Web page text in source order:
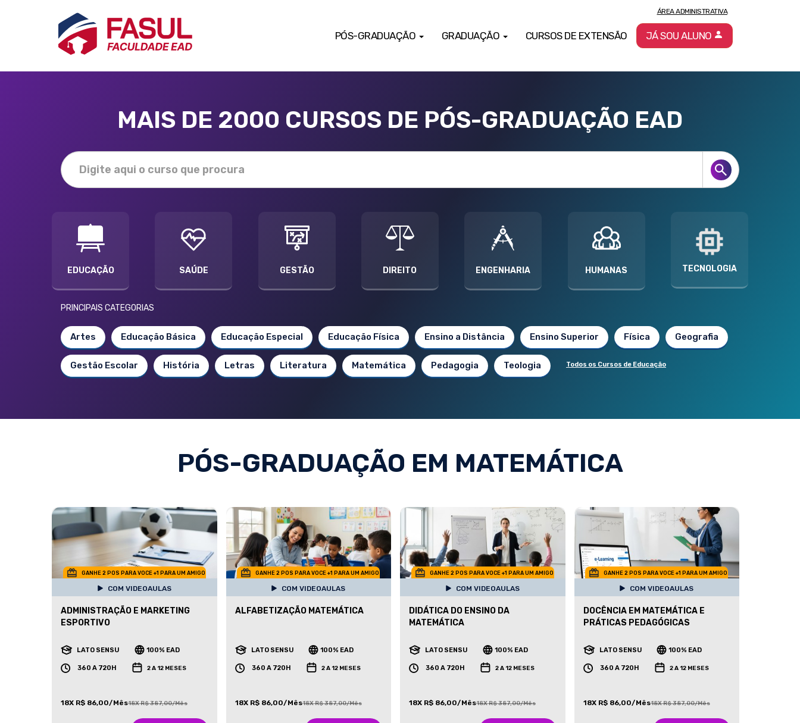
PÓS-GRADUAÇÃO GRADUAÇÃO CURSOS DE EXTENSÃO
ÁREA ADMINISTRATIVA
JÁ SOU ALUNO
MAIS DE 2000 CURSOS DE PÓS-GRADUAÇÃO EAD
EDUCAÇÃO SAÚDE GESTÃO DIREITO ENGENHARIA HUMANAS TECNOLOGIA
PRINCIPAIS CATEGORIAS
Artes Educação Básica Educação Especial Educação Física Ensino a Distância Ensino Superior Física Geografia
Gestão Escolar História Letras Literatura Matemática Pedagogia Teologia Todos os Cursos de Educação
PÓS-GRADUAÇÃO EM MATEMÁTICA
GANHE 2 POS PARA VOCE +1 PARA UM AMIGO
COM VIDEOAULAS
ADMINISTRAÇÃO E MARKETING
ESPORTIVO
LATO SENSU 100% EAD
360 A 720H 2 A 12 MESES
18X R$ 86,00/Mês18X R$ 387,00/Mês
GANHE 2 POS PARA VOCE +1 PARA UM AMIGO
COM VIDEOAULAS
ALFABETIZAÇÃO MATEMÁTICA
LATO SENSU 100% EAD
360 A 720H 2 A 12 MESES
18X R$ 86,00/Mês18X R$ 387,00/Mês
GANHE 2 POS PARA VOCE +1 PARA UM AMIGO
COM VIDEOAULAS
DIDÁTICA DO ENSINO DA
MATEMÁTICA
LATO SENSU 100% EAD
360 A 720H 2 A 12 MESES
18X R$ 86,00/Mês18X R$ 387,00/Mês
GANHE 2 POS PARA VOCE +1 PARA UM AMIGO
COM VIDEOAULAS
DOCÊNCIA EM MATEMÁTICA E
PRÁTICAS PEDAGÓGICAS
LATO SENSU 100% EAD
360 A 720H 2 A 12 MESES
18X R$ 86,00/Mês18X R$ 387,00/Mês